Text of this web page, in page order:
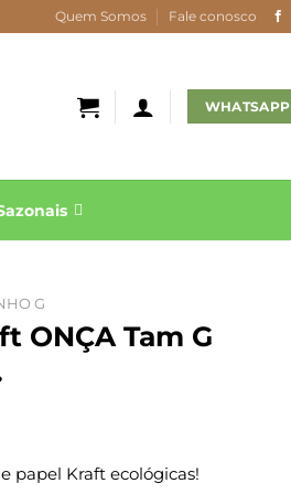
Quem Somos Fale conosco
WHATSAPP
G
ONÇA Tam G
papel Kraft ecológicas!